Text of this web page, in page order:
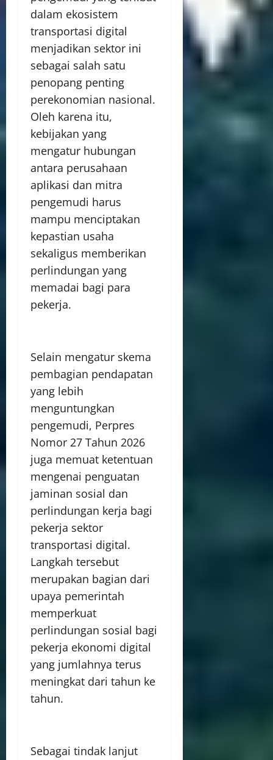
dalam ekosistem
transportasi digital
menjadikan sektor ini
sebagai salah satu
penopang penting
perekonomian nasional.
Oleh karena itu,
kebijakan yang
mengatur hubungan
antara perusahaan
aplikasi dan mitra
pengemudi harus
mampu menciptakan
kepastian usaha
sekaligus memberikan
perlindungan yang
memadai bagi para
pekerja.
Selain mengatur skema
pembagian pendapatan
yang lebih
menguntungkan
pengemudi, Perpres
Nomor 27 Tahun 2026
juga memuat ketentuan
mengenai penguatan
jaminan sosial dan
perlindungan kerja bagi
pekerja sektor
transportasi digital.
Langkah tersebut
merupakan bagian dari
upaya pemerintah
memperkuat
perlindungan sosial bagi
pekerja ekonomi digital
yang jumlahnya terus
meningkat dari tahun ke
tahun.
Sebagai tindak lanjut